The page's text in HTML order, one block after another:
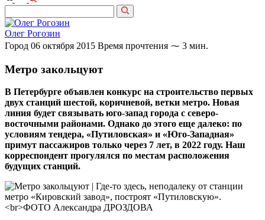
Олег Рогозин
Город 06 октября 2015 Время прочтения ⁓ 3 мин.
Метро закольцуют
В Петербурге объявлен конкурс на строительство первых
двух станций шестой, коричневой, ветки метро. Новая
линия будет связывать юго-запад города с северо-
восточными районами. Однако до этого еще далеко: по
условиям тендера, «Путиловская» и «Юго-Западная»
примут пассажиров только через 7 лет, в 2022 году. Наш
корреспондент прогулялся по местам расположения
будущих станций.